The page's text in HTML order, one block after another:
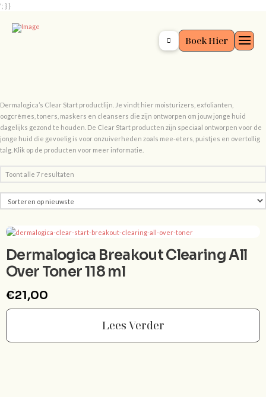
'; } }
Boek Hier
Dermalogica’s Clear Start productlijn. Je vindt hier moisturizers, exfolianten,
oogcrèmes, toners, maskers en cleansers die zijn ontworpen om jouw jonge huid
dagelijks gezond te houden. De Clear Start producten zijn speciaal ontworpen voor de
jonge huid die gevoelig is voor onzuiverheden zoals mee-eters, puistjes en overtollig
talg. Klik op de producten voor meer informatie.
Toont alle 7 resultaten
Dermalogica Breakout Clearing All
Over Toner 118 ml
€21,00
Lees Verder